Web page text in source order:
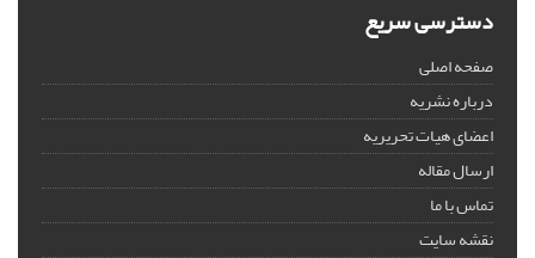
دسترسی سریع
صفحه اصلی
درباره نشریه
اعضای هیات تحریریه
ارسال مقاله
تماس با ما
نقشه سایت